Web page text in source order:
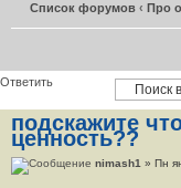
Список форумов ‹ Про
Ответить
подскажите
ценность??
nimash1 » Пн